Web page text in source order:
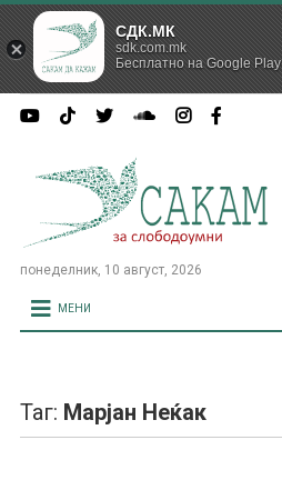
понеделник, 10 август, 2026
МЕНИ
Таг: Марјан Неќак
СДК.МК
sdk.com.mk
Бесплатно на Google Play